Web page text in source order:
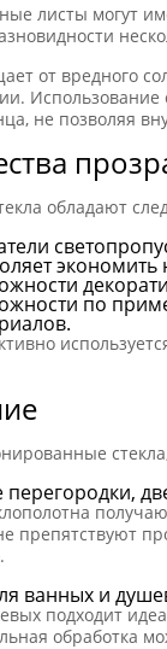
листы могут
от вредного
не позволяя
обладают
по
препятствуют
ванных и
подходит
обработка